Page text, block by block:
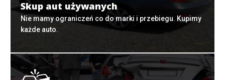
Skup aut używanych
Nie mamy ograniczeń co do marki i przebiegu. Kupimy
każde auto.